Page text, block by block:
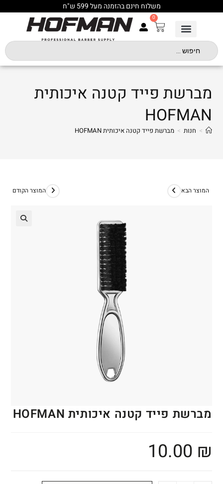
משלוח חינם בהזמנה מעל 599 ש"ח
0
מברשת פייד קטנה איכותית
HOFMAN
> חנות > מברשת פייד קטנה איכותית HOFMAN
המוצר הקודם המוצר הבא
מברשת פייד קטנה איכותית HOFMAN
10.00 ₪